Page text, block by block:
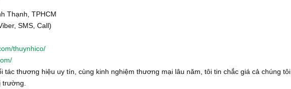
Thạnh, TPHCM
SMS, Call)
thuynhico/
tác thương hiệu uy tín, cùng kinh nghiệm thương mại lâu năm, tôi tin chắc giá cả chúng tôi